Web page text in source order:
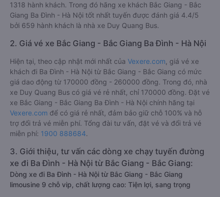
1318 hành khách. Trong đó hãng xe khách Bắc Giang - Bắc
Giang Ba Đình - Hà Nội tốt nhất tuyến được đánh giá 4.4/5
bởi 659 hành khách là nhà xe Duy Quang Bus.
2. Giá vé xe Bắc Giang - Bắc Giang Ba Đình - Hà Nội
Hiện tại, theo cập nhật mới nhất của Vexere.com , giá vé xe
khách đi Ba Đình - Hà Nội từ Bắc Giang - Bắc Giang có mức
giá dao động từ 170000 đồng - 260000 đồng. Trong đó, nhà
xe Duy Quang Bus có giá vé rẻ nhất, chỉ 170000 đồng. Đặt vé
xe Bắc Giang - Bắc Giang Ba Đình - Hà Nội chính hãng tại
Vexere.com để có giá rẻ nhất, đảm bảo giữ chỗ 100% và hỗ
trợ đổi trả vé miễn phí. Tổng đài tư vấn, đặt vé và đổi trả vé
miễn phí: 1900 888684.
3. Giới thiệu, tư vấn các dòng xe chạy tuyến đường
xe đi Ba Đình - Hà Nội từ Bắc Giang - Bắc Giang:
Dòng xe đi Ba Đình - Hà Nội từ Bắc Giang - Bắc Giang
limousine 9 chỗ vip, chất lượng cao: Tiện lợi, sang trọng